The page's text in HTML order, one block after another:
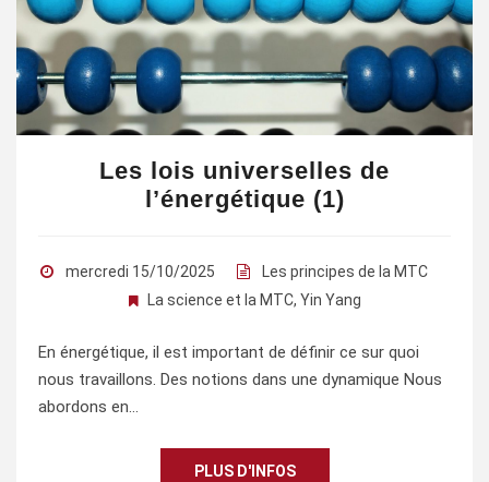
Les lois universelles de
l’énergétique (1)
mercredi 15/10/2025
Les principes de la MTC
La science et la MTC, Yin Yang
En énergétique, il est important de définir ce sur quoi
nous travaillons. Des notions dans une dynamique Nous
abordons en…
PLUS D'INFOS